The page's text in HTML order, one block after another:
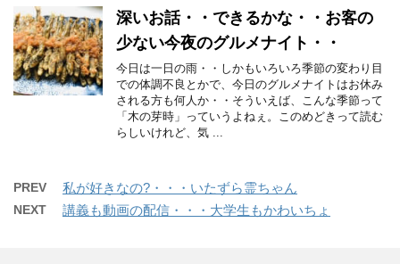
深いお話・・できるかな・・お客の
少ない今夜のグルメナイト・・
今日は一日の雨・・しかもいろいろ季節の変わり目
での体調不良とかで、今日のグルメナイトはお休み
される方も何人か・・そういえば、こんな季節って
「木の芽時」っていうよねぇ。このめどきって読む
らしいけれど、気 ...
PREV 私が好きなの?・・・いたずら霊ちゃん
NEXT 講義も動画の配信・・・大学生もかわいちょ